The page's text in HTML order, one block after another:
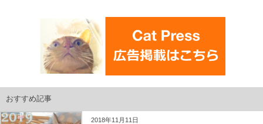
おすすめ記事
2018年11月11日